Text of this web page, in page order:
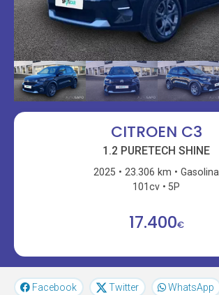
CITROEN C3
1.2 PURETECH SHINE
2025 23.306 km
Gasolina
101cv
5P
17.400€
Facebook Twitter WhatsApp